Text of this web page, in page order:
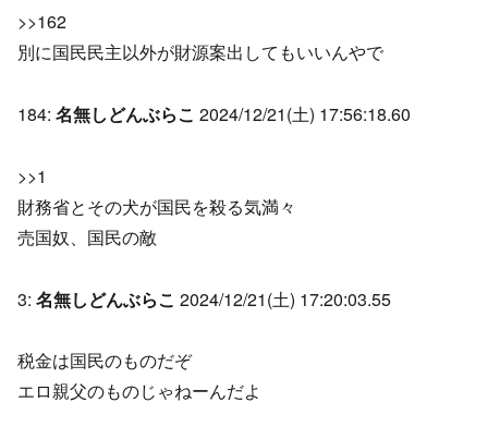
>>162
別に国民民主以外が財源案出してもいいんやで
184: 名無しどんぶらこ 2024/12/21(土) 17:56:18.60
>>1
財務省とその犬が国民を殺る気満々
売国奴、国民の敵
3: 名無しどんぶらこ 2024/12/21(土) 17:20:03.55
税金は国民のものだぞ
エロ親父のものじゃねーんだよ